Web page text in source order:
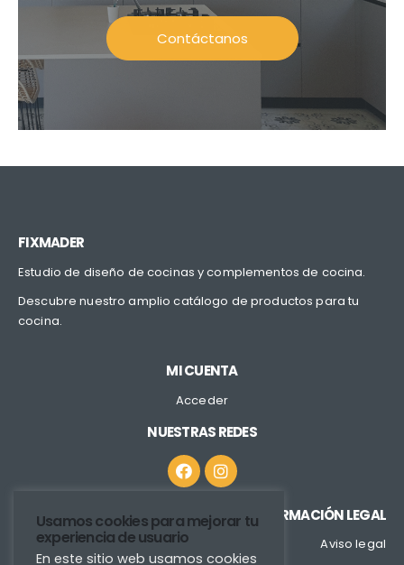
Contáctanos
FIXMADER
Estudio de diseño de cocinas y complementos de cocina.
Descubre nuestro amplio catálogo de productos para tu
cocina.
MI CUENTA
Acceder
NUESTRAS REDES
INFORMACIÓN LEGAL
Aviso legal
Usamos cookies para mejorar tu
experiencia de usuario
En este sitio web usamos cookies